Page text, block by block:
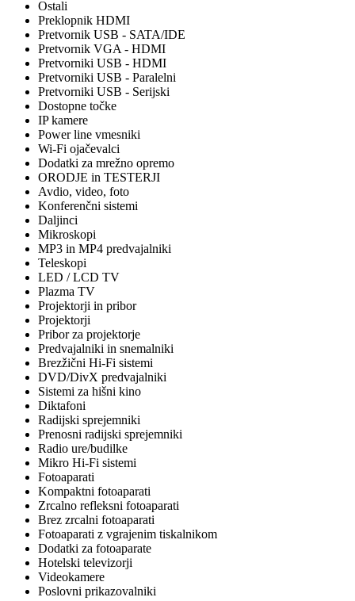
Ostali
Preklopnik HDMI
Pretvornik USB - SATA/IDE
Pretvornik VGA - HDMI
Pretvorniki USB - HDMI
Pretvorniki USB - Paralelni
Pretvorniki USB - Serijski
Dostopne točke
IP kamere
Power line vmesniki
Wi-Fi ojačevalci
Dodatki za mrežno opremo
ORODJE in TESTERJI
Avdio, video, foto
Konferenčni sistemi
Daljinci
Mikroskopi
MP3 in MP4 predvajalniki
Teleskopi
LED / LCD TV
Plazma TV
Projektorji in pribor
Projektorji
Pribor za projektorje
Predvajalniki in snemalniki
Brezžični Hi-Fi sistemi
DVD/DivX predvajalniki
Sistemi za hišni kino
Diktafoni
Radijski sprejemniki
Prenosni radijski sprejemniki
Radio ure/budilke
Mikro Hi-Fi sistemi
Fotoaparati
Kompaktni fotoaparati
Zrcalno refleksni fotoaparati
Brez zrcalni fotoaparati
Fotoaparati z vgrajenim tiskalnikom
Dodatki za fotoaparate
Hotelski televizorji
Videokamere
Poslovni prikazovalniki